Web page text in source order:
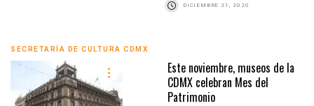
DICIEMBRE 21, 2020
SECRETARÍA DE CULTURA CDMX
Este noviembre, museos de la
CDMX celebran Mes del
Patrimonio